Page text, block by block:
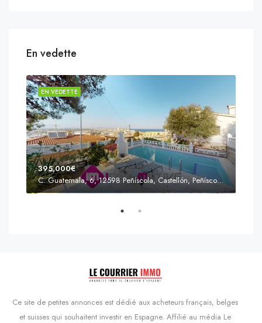
En vedette
EN VEDETTE
395,000€
C. Guatemala, 6, 12598 Peñíscola, Castellón, Peñíscola, Communauté valencienne
Ce site de petites annonces est dédié aux acheteurs français, belges
et suisses qui souhaitent investir en Espagne. Affilié au média Le